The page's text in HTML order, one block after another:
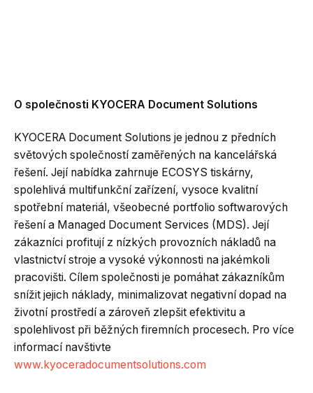
O společnosti KYOCERA Document Solutions
KYOCERA Document Solutions je jednou z předních
světových společností zaměřených na kancelářská
řešení. Její nabídka zahrnuje ECOSYS tiskárny,
spolehlivá multifunkční zařízení, vysoce kvalitní
spotřební materiál, všeobecné portfolio softwarových
řešení a Managed Document Services (MDS). Její
zákazníci profitují z nízkých provozních nákladů na
vlastnictví stroje a vysoké výkonnosti na jakémkoli
pracovišti. Cílem společnosti je pomáhat zákazníkům
snížit jejich náklady, minimalizovat negativní dopad na
životní prostředí a zároveň zlepšit efektivitu a
spolehlivost při běžných firemních procesech. Pro více
informací navštivte
www.kyoceradocumentsolutions.com